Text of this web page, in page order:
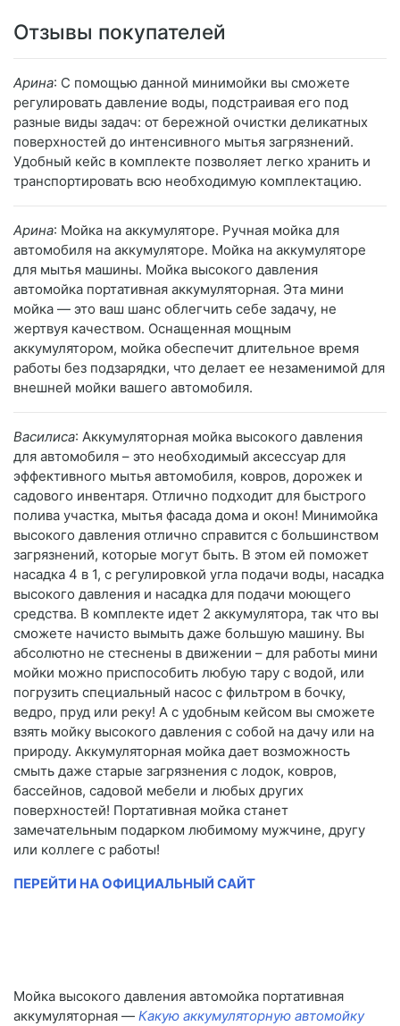
Отзывы покупателей
Арина: С помощью данной минимойки вы сможете
регулировать давление воды, подстраивая его под
разные виды задач: от бережной очистки деликатных
поверхностей до интенсивного мытья загрязнений.
Удобный кейс в комплекте позволяет легко хранить и
транспортировать всю необходимую комплектацию.
Арина: Мойка на аккумуляторе. Ручная мойка для
автомобиля на аккумуляторе. Мойка на аккумуляторе
для мытья машины. Мойка высокого давления
автомойка портативная аккумуляторная. Эта мини
мойка — это ваш шанс облегчить себе задачу, не
жертвуя качеством. Оснащенная мощным
аккумулятором, мойка обеспечит длительное время
работы без подзарядки, что делает ее незаменимой для
внешней мойки вашего автомобиля.
Василиса: Аккумуляторная мойка высокого давления
для автомобиля – это необходимый аксессуар для
эффективного мытья автомобиля, ковров, дорожек и
садового инвентаря. Отлично подходит для быстрого
полива участка, мытья фасада дома и окон! Минимойка
высокого давления отлично справится с большинством
загрязнений, которые могут быть. В этом ей поможет
насадка 4 в 1, с регулировкой угла подачи воды, насадка
высокого давления и насадка для подачи моющего
средства. В комплекте идет 2 аккумулятора, так что вы
сможете начисто вымыть даже большую машину. Вы
абсолютно не стеснены в движении – для работы мини
мойки можно приспособить любую тару с водой, или
погрузить специальный насос с фильтром в бочку,
ведро, пруд или реку! А с удобным кейсом вы сможете
взять мойку высокого давления с собой на дачу или на
природу. Аккумуляторная мойка дает возможность
смыть даже старые загрязнения с лодок, ковров,
бассейнов, садовой мебели и любых других
поверхностей! Портативная мойка станет
замечательным подарком любимому мужчине, другу
или коллеге с работы!
ПЕРЕЙТИ НА ОФИЦИАЛЬНЫЙ САЙТ
Мойка высокого давления автомойка портативная
аккумуляторная — Какую аккумуляторную автомойку